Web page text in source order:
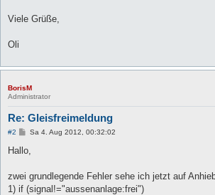
Viele Grüße,
Oli
BorisM
Administrator
Re: Gleisfreimeldung
#2
B
i
a
g
Sa 4. Aug 2012, 00:32:02
Hallo,
zwei grundlegende Fehler sehe ich jetzt auf
1) if (signal!="aussenanlage:frei")